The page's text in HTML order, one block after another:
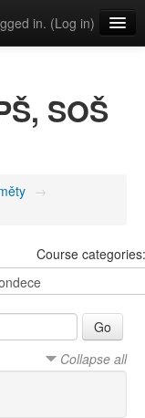
in. (Log in)
SOŠ
→
Course categories:
Collapse all